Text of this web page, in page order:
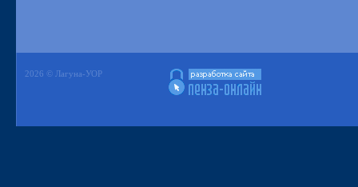
2026 © Лагуна-УОР